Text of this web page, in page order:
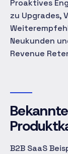
Proaktives
zu Upgrades,
Neukunden
Revenue
B2B SaaS